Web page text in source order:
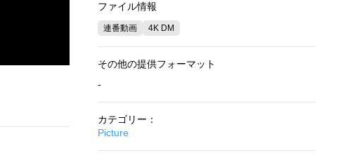
ファイル情報
連番動画 4K DM
その他の提供フォーマット
-
カテゴリー：
Picture